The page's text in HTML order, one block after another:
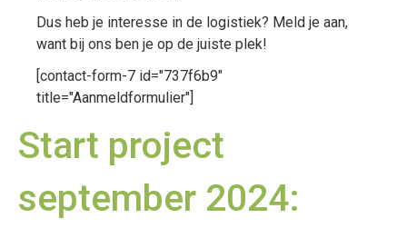
Dus heb je interesse in de logistiek? Meld je aan,
want bij ons ben je op de juiste plek!
[contact-form-7 id="737f6b9"
title="Aanmeldformulier"]
Start project
september 2024: